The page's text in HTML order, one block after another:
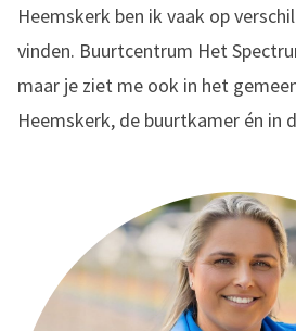
Heemskerk ben ik vaak op
vinden. Buurtcentrum Het
maar je ziet me ook in het
Heemskerk, de buurtkamer én in